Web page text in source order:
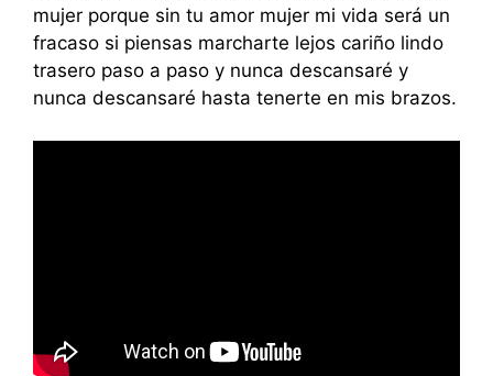
mujer porque sin tu amor mujer mi vida será un
fracaso si piensas marcharte lejos cariño lindo
trasero paso a paso y nunca descansaré y
nunca descansaré hasta tenerte en mis brazos.